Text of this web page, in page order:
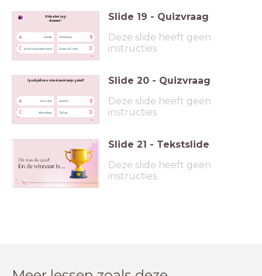
Welke artiest zingt
dit nummer?
A Snelle B
Flemming
C Kris Kross Amsterdam D
Suzan & Freek
Slide 19 - Quizvraag
Deze slide heeft geen
instructies
Op welk platform worden de meeste dansjes gedeeld?
A YouTube B
Spotify
C WhatsApp D
TikTok
Slide 20 - Quizvraag
Deze slide heeft geen
instructies
Slide 21 - Tekstslide
Deze slide heeft geen
instructies